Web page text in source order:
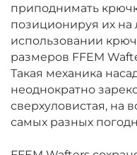
приподнимать
позиционируя их на
использовании
размеров FFEM
Такая механика
неоднократно
сверхуловистая, на
самых разных